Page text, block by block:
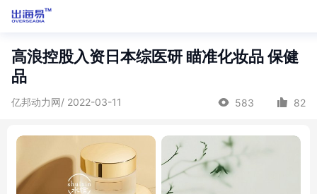
高浪控股入资日本综医研 瞄准化妆品 保健
品
亿邦动力网/ 2022-03-11 583 82